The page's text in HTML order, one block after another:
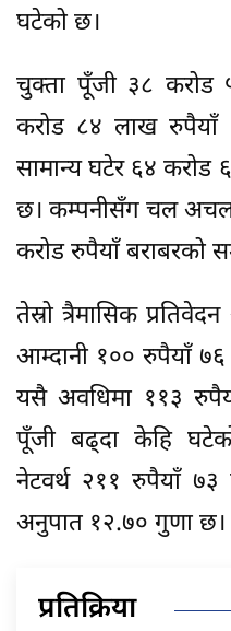
घटेको छ।
चुक्ता पूँजी ३८ करोड
करोड ८४ लाख
सामान्य घटेर ६४
छ। कम्पनीसँग चल अचल
करोड रुपैयाँ बराबरको
तेस्रो त्रैमासिक
आम्दानी १०० रुपैयाँ
यसै अवधिमा ११३
पूँजी बढ्दा केहि
नेटवर्थ २११ रुपैयाँ
अनुपात १२.७० गुणा छ।
प्रतिक्रिया